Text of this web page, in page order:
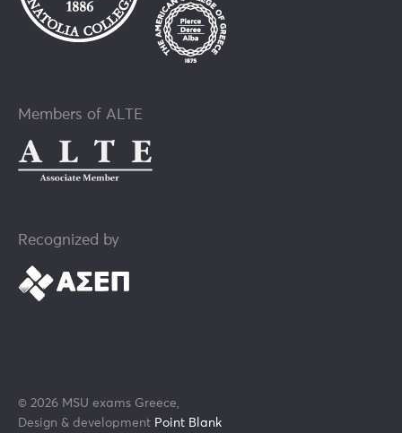
Members of ALTE
Recognized by
© 2026 MSU exams Greece
Design & development Point Blank